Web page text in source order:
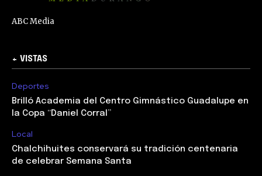
ABC Media
+ VISTAS
Deportes
Brilló Academia del Centro Gimnástico Guadalupe en
la Copa “Daniel Corral”
Local
Chalchihuites conservará su tradición centenaria
de celebrar Semana Santa